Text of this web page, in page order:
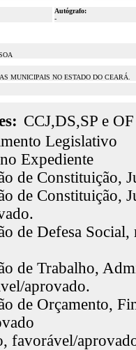
Autógrafo:
-
MUNICIPAIS NO ESTADO DO CEARÁ.
CCJ,DS,SP e OF
Legislativo
Expediente
de Constituição,
de Constituição,
de Defesa
de Trabalho,
aprovado.
de Orçamento,
favorável/